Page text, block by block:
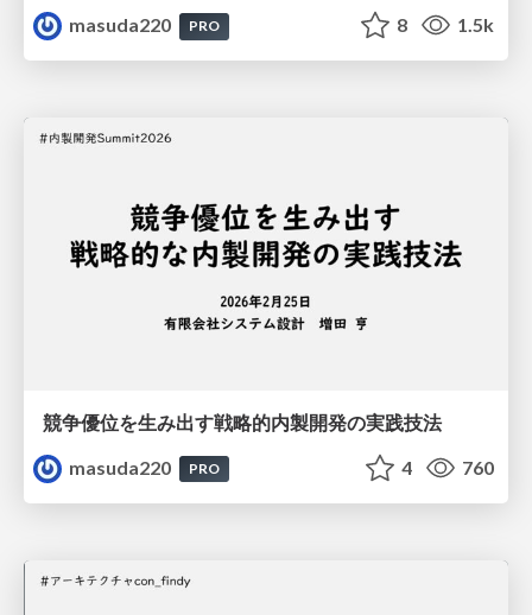
masuda220
PRO 8 1.5k
競争優位を生み出す戦略的内製開発の実践技法
masuda220
PRO 4 760